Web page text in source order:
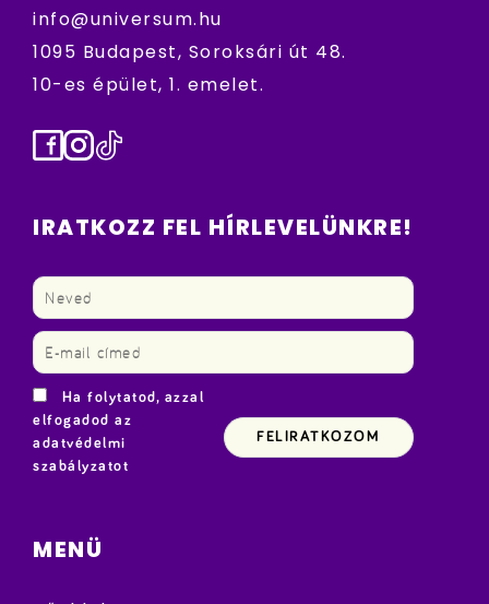
info@universum.hu
1095 Budapest, Soroksári út 48.
10-es épület, 1. emelet.
Facebook
Instagram
TikTok
IRATKOZZ FEL HÍRLEVELÜNKRE!
Ha folytatod, azzal
elfogadod az
adatvédelmi
szabályzatot
MENÜ